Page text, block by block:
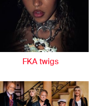
FKA twigs